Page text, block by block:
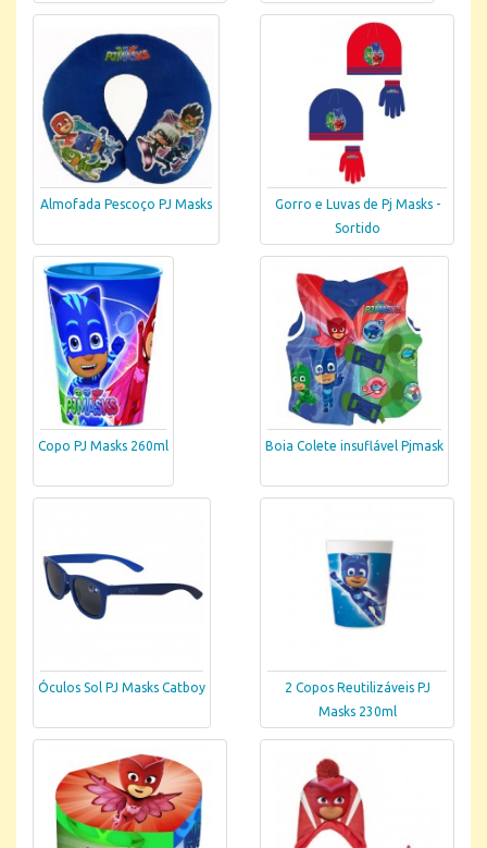
Almofada Pescoço PJ Masks
Gorro e Luvas de Pj Masks -
Sortido
Copo PJ Masks 260ml Boia Colete insuflável Pjmask
Óculos Sol PJ Masks Catboy
2 Copos Reutilizáveis PJ
Masks 230ml